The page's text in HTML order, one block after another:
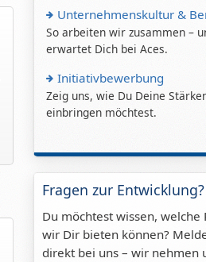
Unternehmenskultur &
So arbeiten wir zusammen –
erwartet Dich bei Aces.
Initiativbewerbung
Zeig uns, wie Du Deine
einbringen möchtest.
Fragen zur Entwicklung?
Du möchtest wissen, welche
wir Dir bieten können?
direkt bei uns – wir nehmen